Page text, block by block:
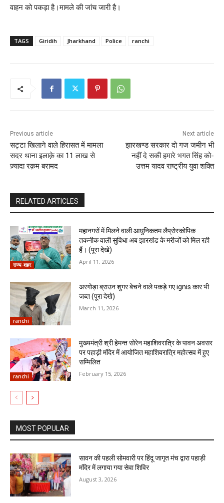
वाहन को पकड़ा है।मामले की जांच जारी है।
TAGS Giridih Jharkhand Police ranchi
Previous article
सट्टा खिलाने वाले हिरासत में मामला
सदर थाना इलाक़े का 11 लाख से
ज़्यादा रक़म बरामद
Next article
झारखण्ड सरकार दो गज जमीन भी
नहीं दे सकी हमारे भगत सिंह को-
उत्तम यादव राष्ट्रीय युवा शक्ति
RELATED ARTICLES
राज्य-शहर
महानगरों में मिलने वाली आधुनिकतम लैप्रोस्कोपिक
तकनीक वाली सुविधा अब झारखंड के मरीजों को मिल रही
हैं। (पूरा देखे)
April 11, 2026
ranchi
अरगोड़ा ब्राउन शुगर बेचने वाले पकड़े गए ignis कार भी
जब्त (पूरा देखे)
March 11, 2026
ranchi
मुख्यमंत्री श्री हेमन्त सोरेन महाशिवरात्रि के पावन अवसर
पर पहाड़ी मंदिर में आयोजित महाशिवरात्रि महोत्सव में हुए
सम्मिलित
February 15, 2026
MOST POPULAR
सावन की पहली सोमवारी पर हिंदू जागृत मंच द्वारा पहाड़ी
मंदिर में लगाया गया सेवा शिविर
August 3, 2026